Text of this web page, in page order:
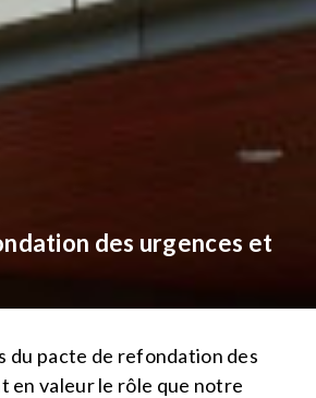
des urgences et
du pacte de refondation des
en valeur le rôle que notre